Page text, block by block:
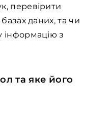
перевірити
даних, та чи
інформацію з
та яке його